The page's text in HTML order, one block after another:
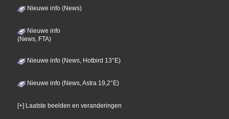
Nieuwe info (News)
Nieuwe info
(News, FTA)
Nieuwe info (News, Hotbird 13°E)
Nieuwe info (News, Astra 19,2°E)
[+] Laatste beelden en veranderingen